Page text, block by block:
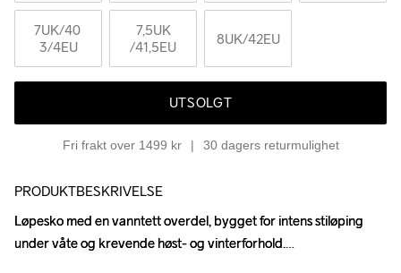
7UK/40
3/4EU
7,5UK
/41,5EU
8UK/42EU
UTSOLGT
Fri frakt over 1499 kr 30 dagers returmulighet
PRODUKTBESKRIVELSE
Løpesko med en vanntett overdel, bygget for intens stiløping
under våte og krevende høst- og vinterforhold.
Løpesko med en vanntett overdel, bygget for intens stiløping
under våte og krevende høst- og vinterforhold.